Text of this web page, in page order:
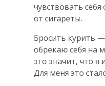
чувствовать
от сигареты.
Бросить курить
обрекаю себя на
это значит, что я
Для меня это